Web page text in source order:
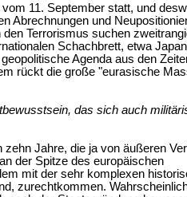
11. September statt, und
Abrechnungen und
Terrorismus suchen
Schachbrett, etwa
Agenda aus den
rückt die große "eurasische
das sich auch
Jahre, die ja von äußeren
der Spitze des europäischen
mit der sehr komplexen
zurechtkommen.